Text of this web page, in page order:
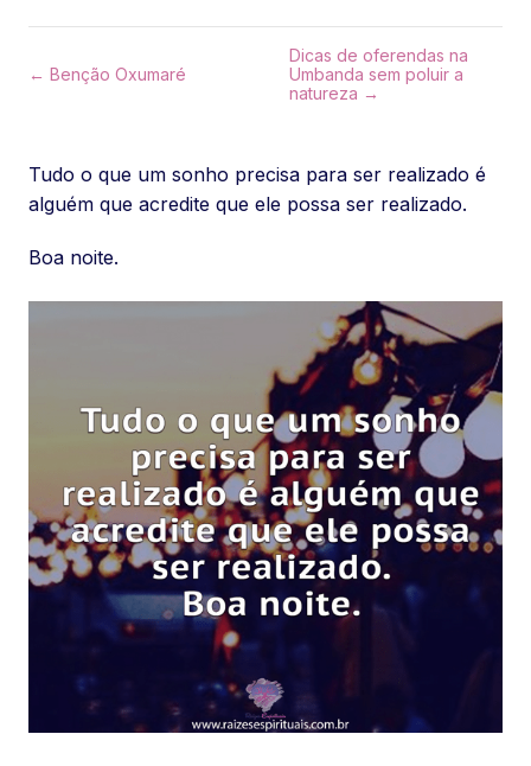
← Benção Oxumaré
Dicas de oferendas na
Umbanda sem poluir a
natureza →
Tudo o que um sonho precisa para ser realizado é
alguém que acredite que ele possa ser realizado.
Boa noite.